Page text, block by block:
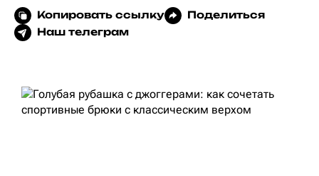
Копировать ссылку
Поделиться
Наш телеграм